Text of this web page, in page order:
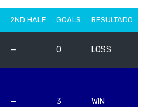
2ND HALF GOALS RESULTADO
— 0 LOSS
— 3 WIN